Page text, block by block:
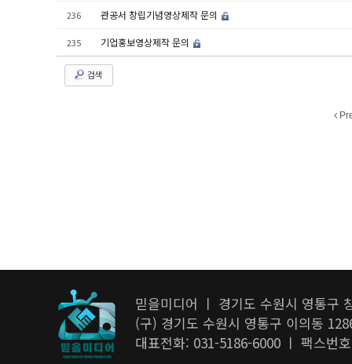
236 관공서 창립기념영상제작 문의
235 기업홍보영상제작 문의
검색
믿을미디어 ㅣ 경기도 수원시 영통구
(구) 경기도 수원시 영통구 이의동
대표전화: 031-5186-6000 ㅣ 팩스